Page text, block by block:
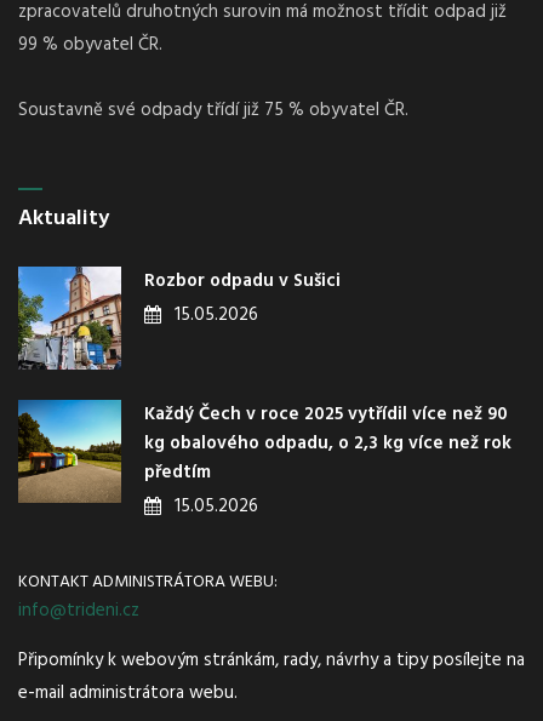
zpracovatelů druhotných surovin má možnost třídit odpad již
99 % obyvatel ČR.
Soustavně své odpady třídí již 75 % obyvatel ČR.
Aktuality
Rozbor odpadu v Sušici
15.05.2026
Každý Čech v roce 2025 vytřídil více než 90
kg obalového odpadu, o 2,3 kg více než rok
předtím
15.05.2026
KONTAKT ADMINISTRÁTORA WEBU:
info@trideni.cz
Připomínky k webovým stránkám, rady, návrhy a tipy posílejte na
e-mail administrátora webu.